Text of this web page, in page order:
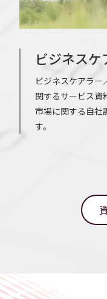
ビジネスケ
ビジネスケアラー
関するサービス資
市場に関する自社
す。